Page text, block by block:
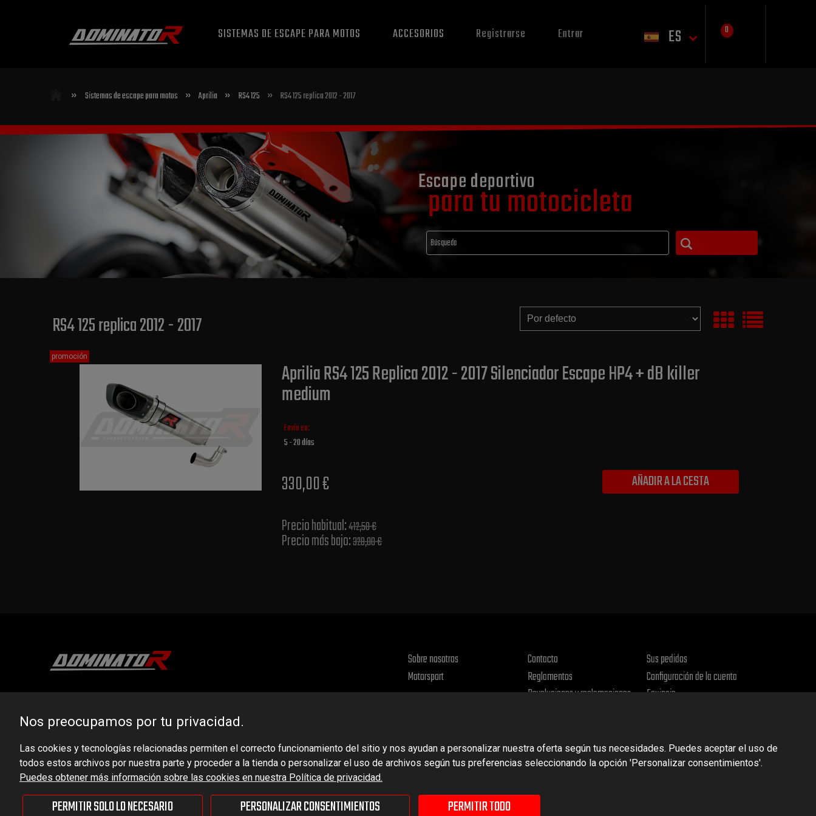
SISTEMAS DE ESCAPE PARA MOTOS ACCESORIOS Registrarse Entrar ES 0
» Sistemas de escape para motos » Aprilia » RS4 125 » RS4 125 replica 2012 - 2017
Escape deportivo
para tu motocicleta
RS4 125 replica 2012 - 2017
Aprilia RS4 125 Replica 2012 - 2017 Silenciador Escape HP4 + dB killer
medium
Envío en:
5 - 20 días
330,00 €
Precio habitual​:412,50 €
Precio más bajo​:328,00 €
AÑADIR A LA CESTA
promoción
Ludowa 59, 43-514 Kaniów, POLAND
dominator@dominator.pl
Sobre nosotros
Motorsport
Contacto
Reglamentos
Devoluciones y reclamaciones
Sus pedidos
Configuración de la cuenta
Equipaje
Nos preocupamos por tu privacidad.
Las cookies y tecnologías relacionadas permiten el correcto funcionamiento del sitio y nos ayudan a personalizar nuestra oferta según tus necesidades. Puedes aceptar el uso de
todos estos archivos por nuestra parte y proceder a la tienda o personalizar el uso de archivos según tus preferencias seleccionando la opción 'Personalizar consentimientos'.
Puedes obtener más información sobre las cookies en nuestra Política de privacidad.
PERMITIR SOLO LO NECESARIO PERSONALIZAR CONSENTIMIENTOS PERMITIR TODO